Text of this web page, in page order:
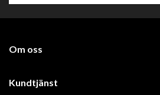
Om oss
Kundtjänst